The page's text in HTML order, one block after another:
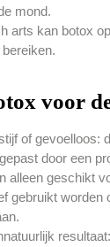
mond.
arts kan botox
voor
of gevoelloos:
door een
alleen geschikt
gebruikt worden